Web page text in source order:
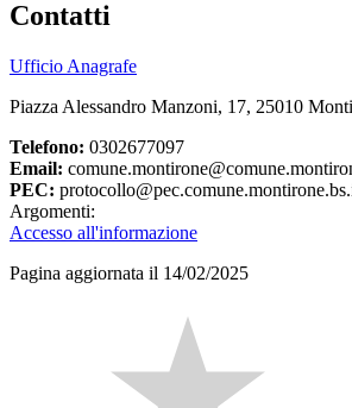
Contatti
Ufficio Anagrafe
Piazza Alessandro Manzoni, 17, 25010
Telefono: 0302677097
Email:
PEC:
Argomenti:
Accesso all'informazione
Pagina aggiornata il 14/02/2025